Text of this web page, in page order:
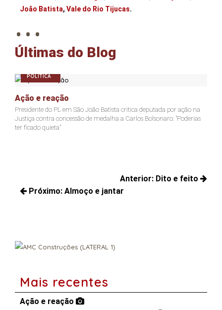
João Batista, Vale do Rio Tijucas.
. . .
Últimas do Blog
POLÍTICA
Ação e reação
Presidente do PL em São João Batista critica deputada por ação na
Justiça contra concessão de medalha a Carlos Bolsonaro: "Poderias
ter ficado quieta"
de
Anterior: Dito e feito
Próximo: Almoço e jantar
Mais recentes
Ação e reação